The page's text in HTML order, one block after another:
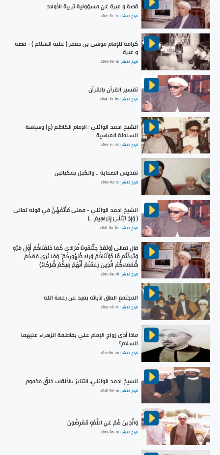
قصة و عبرة عن مسؤولية تربية الأولاد
تاريخ النشر : 2021-03-11
كرامة للإمام موسى بن جعفر ( عليه السلام ) - قصة
و عبرة
تاريخ النشر :2019-06-18
تفسير القرآن بالقرآن
تاريخ النشر :2024-01-05
الشيخ احمد الوائلي : الإمام الكاظم (ع) وسياسة
السلطة العباسية
تاريخ النشر :2019-11-25
تقديس الصحابة .. والكيل بمكيالين
تاريخ النشر :2023-02-12
الشيخ احمد الوائلي - معنى فَأَتَمَّهُنَّ في قوله تعالى
( وَإِذِ ابْتَلَىٰ إِبْرَاهِيمَ ..)
تاريخ النشر :2020-08-07
قال تعالى (وَلَقَدْ جِئْتُمُونَا فُرَادَىٰ كَمَا خَلَقْنَاكُمْ أَوَّلَ مَرَّةٍ
وَتَرَكْتُم مَّا خَوَّلْنَاكُمْ وَرَاءَ ظُهُورِكُمْ ۖ وَمَا نَرَىٰ مَعَكُمْ
شُفَعَاءَكُمُ الَّذِينَ زَعَمْتُمْ أَنَّهُمْ فِيكُمْ شُرَكَاءُ)
تاريخ النشر :2021-08-10
المجتمع العاق لآبائه بعيد عن رحمة الله
تاريخ النشر : 2022-10-11
ماذا أدى زواج الإمام علي بفاطمة الزهراء عليهما
السلام؟
تاريخ النشر :2019-06-26
الشيخ احمد الوائلي: التنابز بالألقاب خلقٌ مذموم
تاريخ النشر :2020-09-16
وَالَّذِينَ هُمْ عَنِ اللَّغْوِ مُعْرِضُونَ
تاريخ النشر :2019-06-18